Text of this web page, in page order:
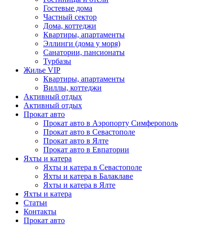
Гостевые дома
Частный сектор
Дома, коттеджи
Квартиры, апартаменты
Эллинги (дома у моря)
Санатории, пансионаты
Турбазы
Жилье VIP
Квартиры, апартаменты
Виллы, коттеджи
Активный отдых
Активный отдых
Прокат авто
Прокат авто в Аэропорту Симферополь
Прокат авто в Севастополе
Прокат авто в Ялте
Прокат авто в Евпатории
Яхты и катера
Яхты и катера в Севастополе
Яхты и катера в Балаклаве
Яхты и катера в Ялте
Яхты и катера
Статьи
Контакты
Прокат авто